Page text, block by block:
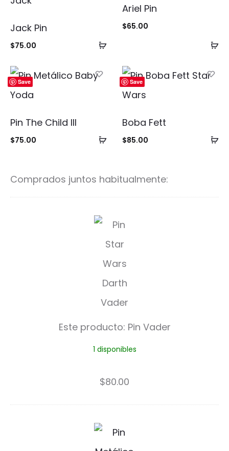
Añadir
carrito
Jack Pin
$75.00
Ariel Pin
$65.00
Save
Añadir
Pin The Child III
$75.00
Save
Boba Fett
$85.00
Comprados juntos habitualmente:
P
i
n
V
a
r
Este producto: Pin Vader
1 disponibles
$80.00
M
i